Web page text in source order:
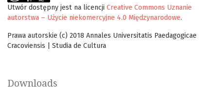
Utwór dostępny jest na licencji Creative Commons Uznanie
autorstwa – Użycie niekomercyjne 4.0 Międzynarodowe.
Prawa autorskie (c) 2018 Annales Universitatis Paedagogicae
Cracoviensis | Studia de Cultura
Downloads